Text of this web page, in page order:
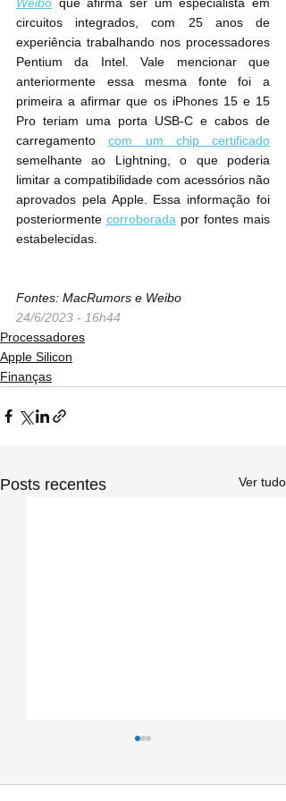
circuitos integrados, com 25 anos de
experiência trabalhando nos processadores
Pentium da Intel. Vale mencionar que
anteriormente essa mesma fonte foi a
primeira a afirmar que os iPhones 15 e 15
Pro teriam uma porta USB-C e cabos de
carregamento com um chip certificado
semelhante ao Lightning, o que poderia
limitar a compatibilidade com acessórios não
aprovados pela Apple. Essa informação foi
posteriormente corroborada por fontes mais
estabelecidas.
Fontes: MacRumors e Weibo
24/6/2023 - 16h44
Processadores
Apple Silicon
Finanças
Posts recentes Ver tudo